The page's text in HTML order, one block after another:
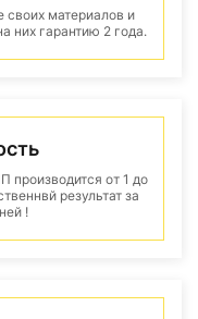
материалов и
них гарантию 2 года.
производится от 1 до
результат за
!